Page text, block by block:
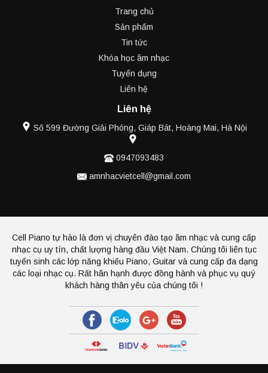
Trang chủ
Sản phẩm
Tin tức
Khóa học âm nhạc
Tuyển dụng
Liên hệ
Liên hệ
Số 599 Đường Giải Phóng, Giáp Bát, Hoàng Mai, Hà Nội
0947093483
amnhacvietcell@gmail.com
Cell Piano tự hào là đơn vị chuyên đào tạo âm nhạc và cung cấp
nhạc cụ uy tín, chất lượng hàng đầu Việt Nam. Chúng tôi liên tục
tuyển sinh các lớp năng khiếu Piano, Guitar và cung cấp đa dạng
các loại nhạc cụ. Rất hân hạnh được đồng hành và phục vụ quý
khách hàng thân yêu của chúng tôi !